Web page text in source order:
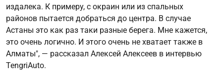
издалека. К примеру, с окраин или из спальных
районов пытается добраться до центра. В случае
Астаны это как раз таки разные берега. Мне кажется,
это очень логично. И этого очень не хватает также в
Алматы", — рассказал Алексей Алексеев в интервью
TengriAuto.